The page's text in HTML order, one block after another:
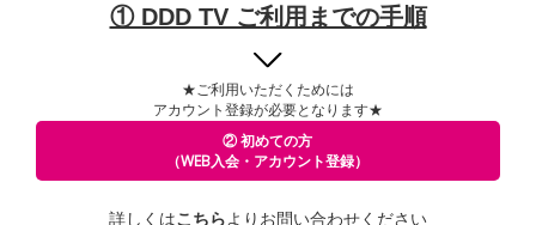
① DDD TV ご利用までの手順
★ご利用いただくためには
アカウント登録が必要となります★
② 初めての方
（WEB入会・アカウント登録）
詳しくはこちらよりお問い合わせください